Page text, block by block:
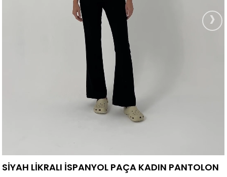
›
SİYAH LİKRALI İSPANYOL PAÇA KADIN PANTOLON